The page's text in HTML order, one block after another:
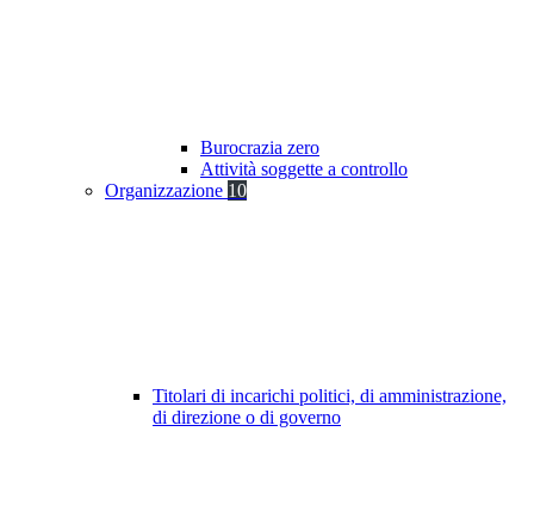
Burocrazia zero
Attività soggette a controllo
Organizzazione 10
Titolari di incarichi politici, di amministrazione,
di direzione o di governo